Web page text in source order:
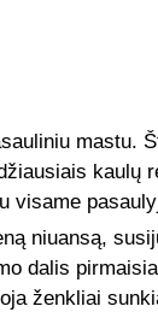
mastu.
kaulų
visame
niuansą,
dalis
ženkliai